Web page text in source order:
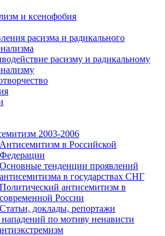
и ксенофобия
расизма и радикального
расизму и радикальному
2003-2006
Антисемитизм в Российской
Федерации
Основные тенденции проявлений
антисемитизма в государствах СНГ
Политический антисемитизм в
современной России
Статьи, доклады, репортажи
по мотиву ненависти